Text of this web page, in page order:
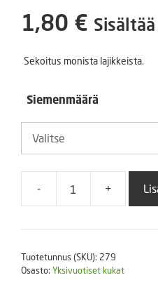
1,80 €
Sekoitus monista lajikkeista.
Siemenmäärä
- +
Tuotetunnus (SKU): 279
Osasto: Yksivuotiset kukat